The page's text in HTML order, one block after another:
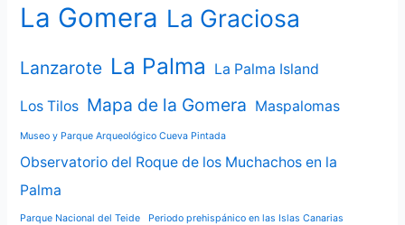
La Gomera La Graciosa
Lanzarote La Palma La Palma Island
Los Tilos Mapa de la Gomera Maspalomas
Museo y Parque Arqueológico Cueva Pintada
Observatorio del Roque de los Muchachos en la
Palma
Parque Nacional del Teide Periodo prehispánico en las Islas Canarias